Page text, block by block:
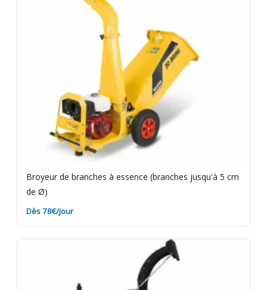
Broyeur de branches à essence (branches jusqu'à 5 cm
de Ø)
Dès 78€/jour